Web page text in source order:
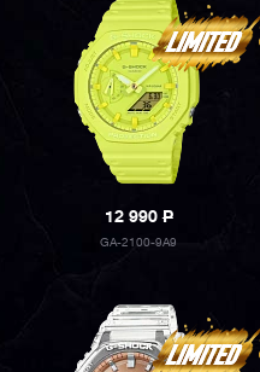
12 990P
GA-2100-9A9